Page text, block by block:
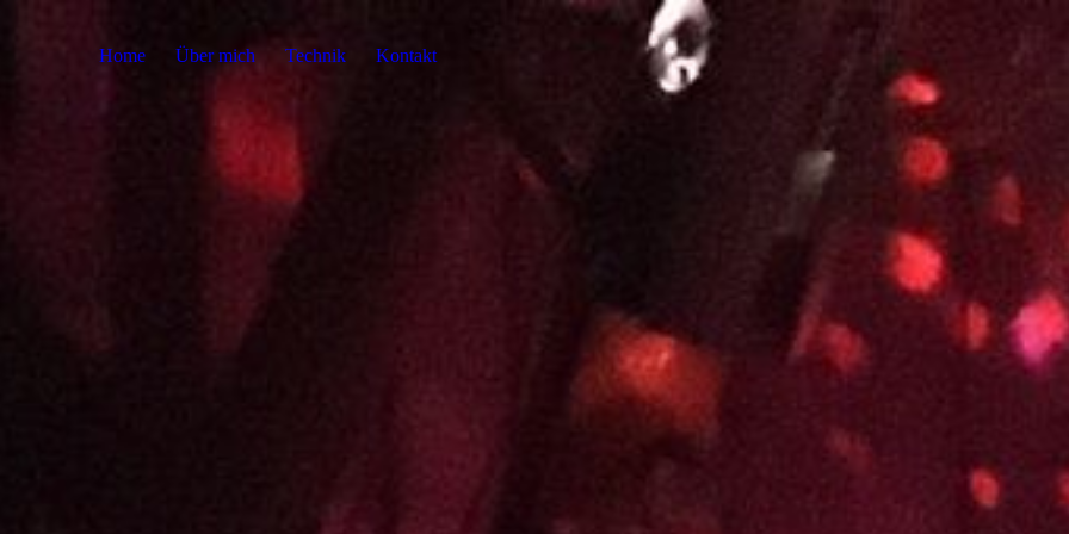
Home Über mich Technik Kontakt